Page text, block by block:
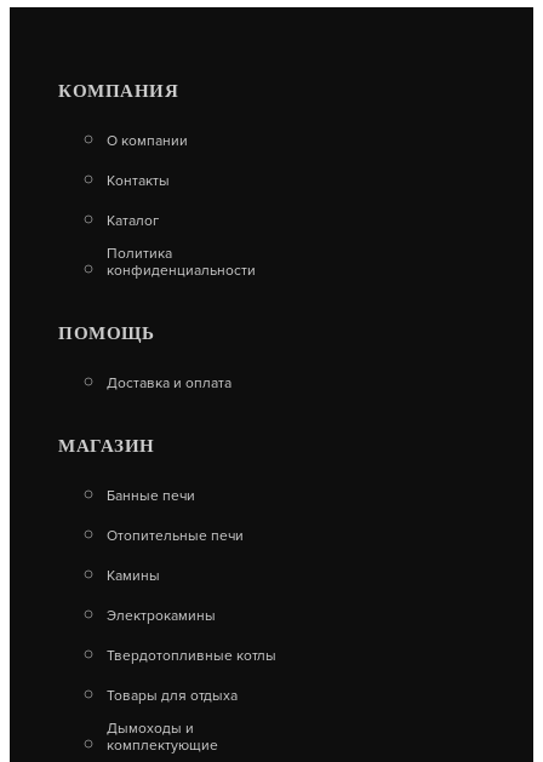
САТИН МАТОВЫЙ (0.8 КГ)
810
ЭМАЛЬ ТЕРМОСТОЙКАЯ CERTA ДО 400°С
530
КОМПАНИЯ
О компании
Контакты
Каталог
Политика
конфиденциальности
ПОМОЩЬ
Доставка и оплата
МАГАЗИН
Банные печи
Отопительные печи
Камины
Электрокамины
Твердотопливные котлы
Товары для отдыха
Дымоходы и
комплектующие